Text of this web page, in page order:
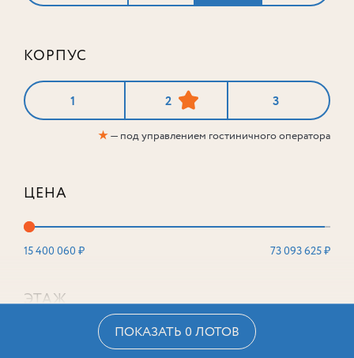
КОРПУС
1 2 3
★— под управлением гостиничного оператора
ЦЕНА
15 400 060 ₽ 73 093 625 ₽
ЭТАЖ
ПОКАЗАТЬ 0 ЛОТОВ